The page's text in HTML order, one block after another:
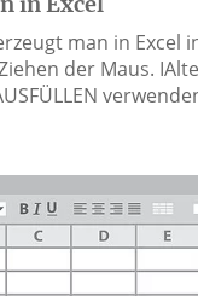
man in Excel
der Maus.